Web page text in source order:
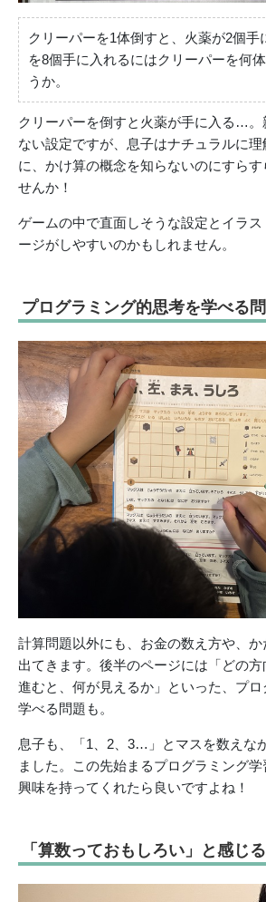
クリーパーを1体倒すと、火薬が2個手
を8個手に入れるにはクリーパーを何
うか。
クリーパーを倒すと火薬が手に入る…
ない設定ですが、息子はナチュラルに
に、かけ算の概念を知らないのにすら
せんか！
ゲームの中で直面しそうな設定とイラス
ージがしやすいのかもしれません。
プログラミング的思考を学べる問
計算問題以外にも、お金の数え方や、
出てきます。後半のページには「どの
進むと、何が見えるか」といった、プ
学べる問題も。
息子も、「1、2、3…」とマスを数えな
ました。この先始まるプログラミング
興味を持ってくれたら良いですよね！
「算数っておもしろい」と感じ